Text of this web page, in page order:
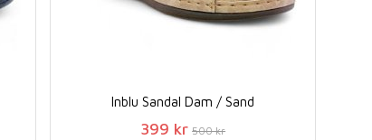
Inblu Sandal Dam / Sand
399 kr 500 kr